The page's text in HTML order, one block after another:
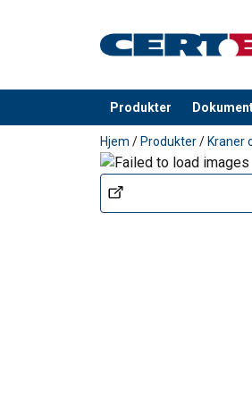
Produkter
Produkt lagt i din
Hjem / Produkter/ Kraner
Materiale:
Merking:
Standard: